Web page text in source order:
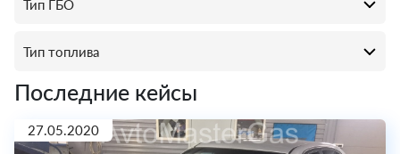
Последние кейсы
27.05.2020